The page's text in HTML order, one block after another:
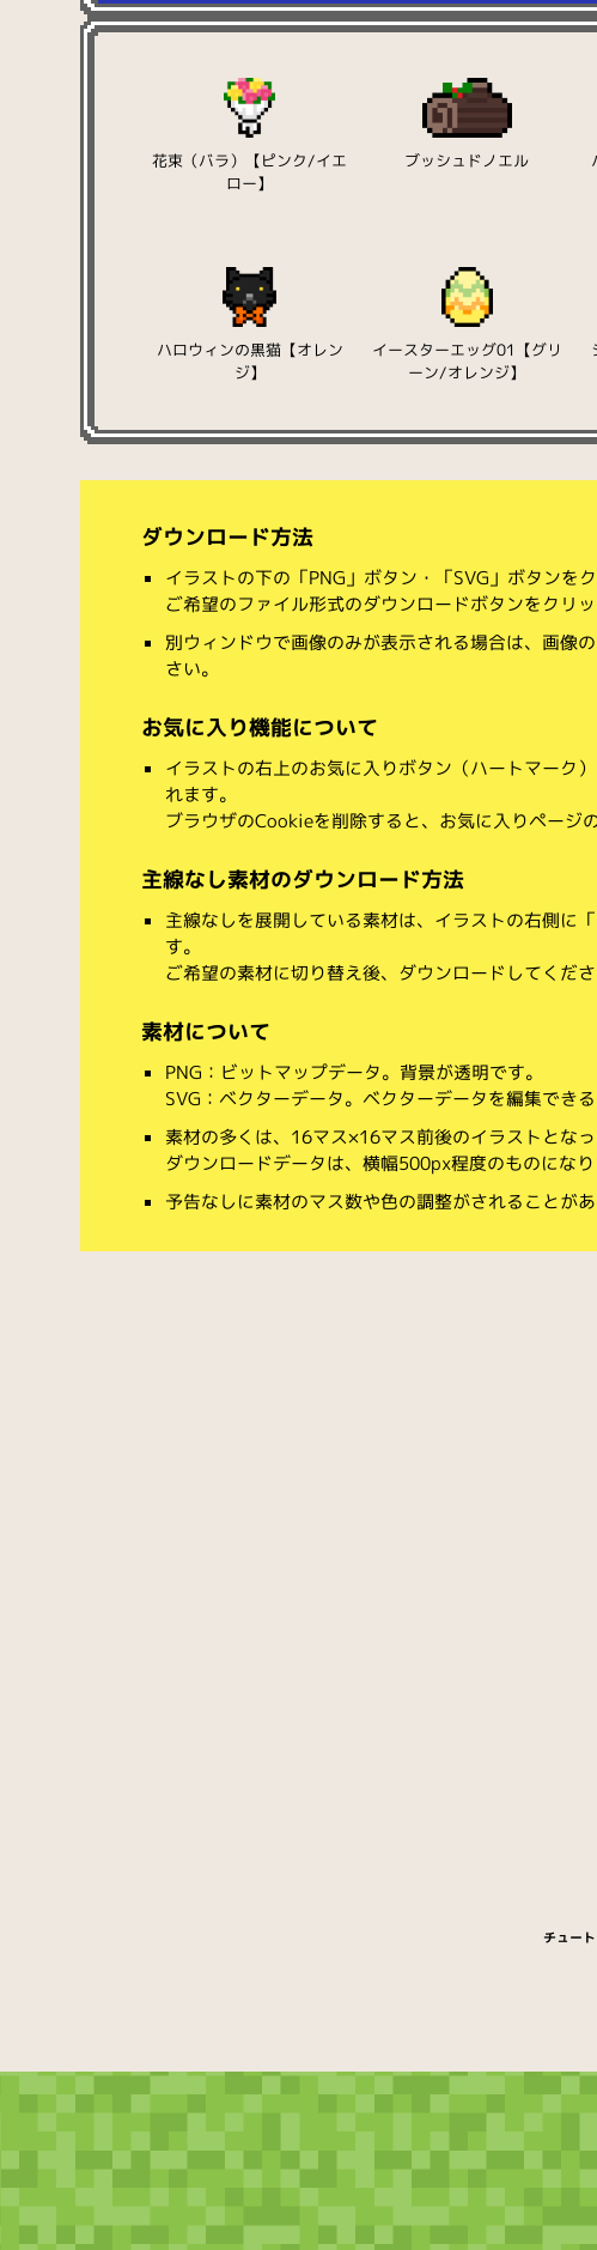
花束（バラ）【ピンク/イエ
ロー】
ブッシュドノエル
ハロウィンの黒猫【オレン
ジ】
イースターエッグ01【グリ
ーン/オレンジ】
ダウンロード方法
イラストの下の「PNG」ボタン・「SVG」ボタンを
ご希望のファイル形式のダウンロードボタンをクリッ
別ウィンドウで画像のみが表示される場合は、画像
さい。
お気に入り機能について
イラストの右上のお気に入りボタン（ハートマーク）
れます。
ブラウザのCookieを削除すると、お気に入りページ
主線なし素材のダウンロード方法
主線なしを展開している素材は、イラストの右側に
す。
ご希望の素材に切り替え後、ダウンロードしてくださ
素材について
PNG：ビットマップデータ。背景が透明です。
SVG：ベクターデータ。ベクターデータを編集で
素材の多くは、16マス×16マス前後のイラストとなっ
ダウンロードデータは、横幅500px程度のものにな
予告なしに素材のマス数や色の調整がされることが
チュー